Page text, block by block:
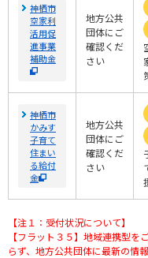
神栖市
空家利
活用促
進事業
補助金
地方公共
団体にご
確認くだ
さい
神栖市
かみす
子育て
住まい
る給付
金
地方公共
団体にご
確認くだ
さい
【注１：受付状況について】
【フラット３５】地域連携型
らず、地方公共団体に最新の情